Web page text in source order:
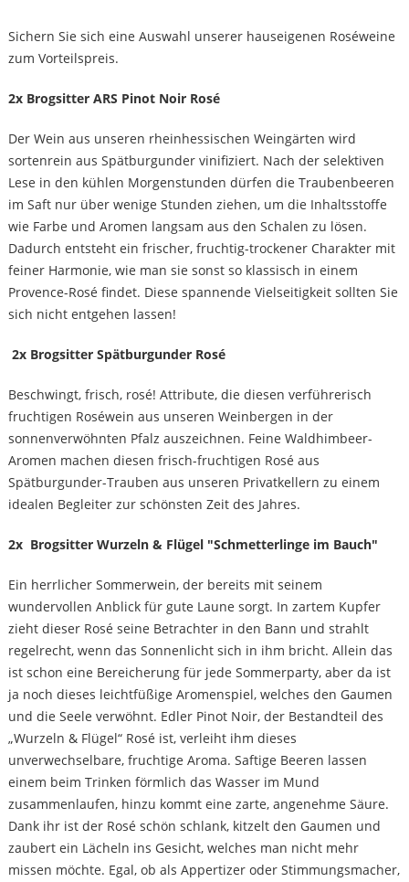
Sichern Sie sich eine Auswahl unserer hauseigenen Roséweine
zum Vorteilspreis.
2x Brogsitter ARS Pinot Noir Rosé
Der Wein aus unseren rheinhessischen Weingärten wird
sortenrein aus Spätburgunder vinifiziert. Nach der selektiven
Lese in den kühlen Morgenstunden dürfen die Traubenbeeren
im Saft nur über wenige Stunden ziehen, um die Inhaltsstoffe
wie Farbe und Aromen langsam aus den Schalen zu lösen.
Dadurch entsteht ein frischer, fruchtig-trockener Charakter mit
feiner Harmonie, wie man sie sonst so klassisch in einem
Provence-Rosé findet. Diese spannende Vielseitigkeit sollten Sie
sich nicht entgehen lassen!
2x Brogsitter Spätburgunder Rosé
Beschwingt, frisch, rosé! Attribute, die diesen verführerisch
fruchtigen Roséwein aus unseren Weinbergen in der
sonnenverwöhnten Pfalz auszeichnen. Feine Waldhimbeer-
Aromen machen diesen frisch-fruchtigen Rosé aus
Spätburgunder-Trauben aus unseren Privatkellern zu einem
idealen Begleiter zur schönsten Zeit des Jahres.
2x Brogsitter Wurzeln & Flügel "Schmetterlinge im Bauch"
Ein herrlicher Sommerwein, der bereits mit seinem
wundervollen Anblick für gute Laune sorgt. In zartem Kupfer
zieht dieser Rosé seine Betrachter in den Bann und strahlt
regelrecht, wenn das Sonnenlicht sich in ihm bricht. Allein das
ist schon eine Bereicherung für jede Sommerparty, aber da ist
ja noch dieses leichtfüßige Aromenspiel, welches den Gaumen
und die Seele verwöhnt. Edler Pinot Noir, der Bestandteil des
„Wurzeln & Flügel“ Rosé ist, verleiht ihm dieses
unverwechselbare, fruchtige Aroma. Saftige Beeren lassen
einem beim Trinken förmlich das Wasser im Mund
zusammenlaufen, hinzu kommt eine zarte, angenehme Säure.
Dank ihr ist der Rosé schön schlank, kitzelt den Gaumen und
zaubert ein Lächeln ins Gesicht, welches man nicht mehr
missen möchte. Egal, ob als Appertizer oder Stimmungsmacher,